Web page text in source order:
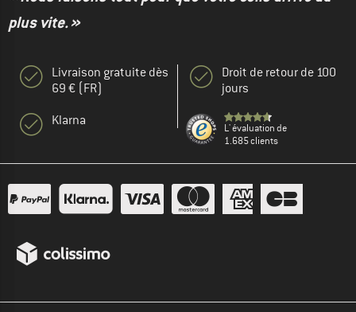
plus vite. »
Livraison gratuite dès
69 € (FR)
Klarna
Droit de retour de 100
jours
L' évaluation de
1.685 clients